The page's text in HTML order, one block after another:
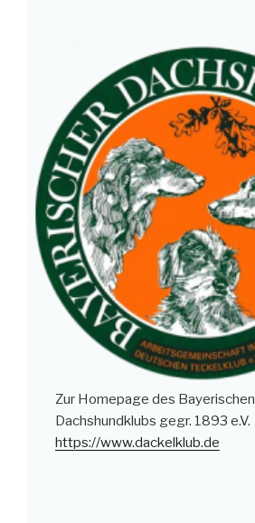
Zur Homepage des Bayerischen
Dachshundklubs gegr. 1893 e.V.
https://www.dackelklub.de